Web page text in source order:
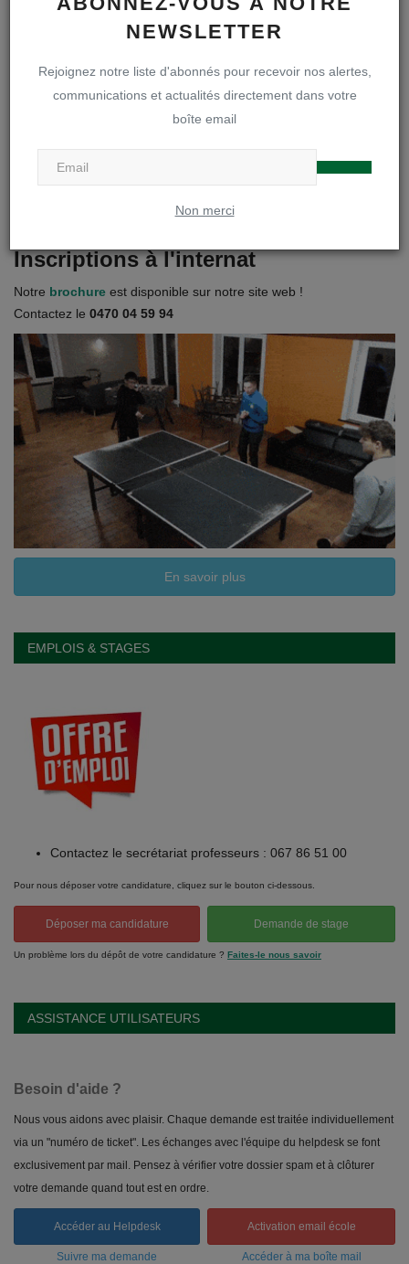
NEWSLETTER
Rejoignez notre liste d'abonnés pour recevoir nos alertes,
communications et actualités directement dans votre
boîte email
Non merci
Inscriptions en première secondaire
Infos inscriptions
Brochure « A la découverte de notre DOA »
Visites des internats
Inscriptions à l'internat
Notre brochure est disponible sur notre site web !
Contactez le 0470 04 59 94
En savoir plus
EMPLOIS & STAGES
Contactez le secrétariat professeurs : 067 86 51 00
Pour nous déposer votre candidature, cliquez sur le bouton ci-dessous.
Déposer ma candidature Demande de stage
Un problème lors du dépôt de votre candidature ? Faites-le nous savoir
ASSISTANCE UTILISATEURS
Besoin d'aide ?
Nous vous aidons avec plaisir. Chaque demande est traitée individuellement
via un "numéro de ticket". Les échanges avec l'équipe du helpdesk se font
exclusivement par mail. Pensez à vérifier votre dossier spam et à clôturer
votre demande quand tout est en ordre.
Accéder au Helpdesk Activation email école
Suivre ma demande Accéder à ma boîte mail